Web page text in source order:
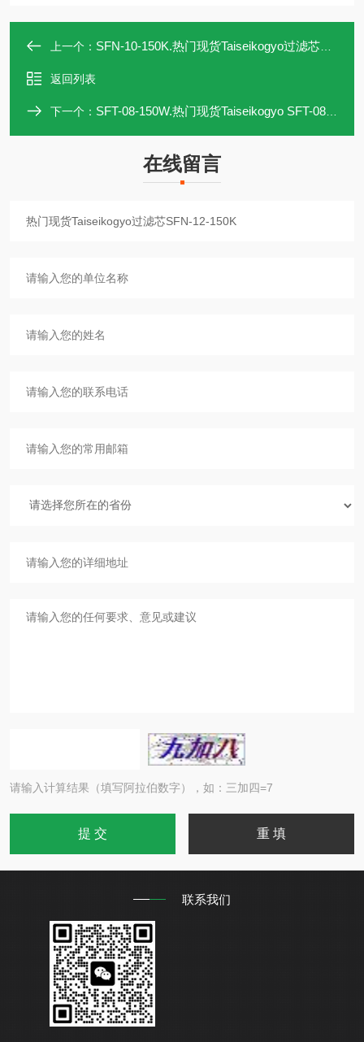
上一个： SFN-10-150K.热门现货Taiseikogyo过滤芯SFN-10-150K
返回列表
下一个： SFT-08-150W.热门现货Taiseikogyo SFT-08-150W过滤芯
在线留言
请输入计算结果（填写阿拉伯数字），如：三加四=7
联系我们